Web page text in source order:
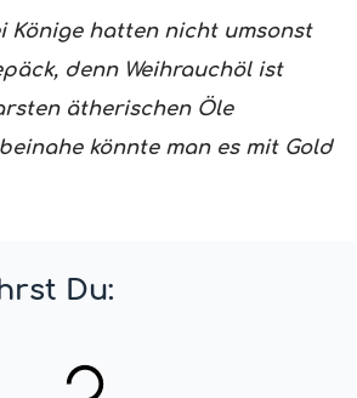
Könige hatten nicht umsonst
denn Weihrauchöl ist
ätherischen Öle
könnte man es mit Gold
Du: